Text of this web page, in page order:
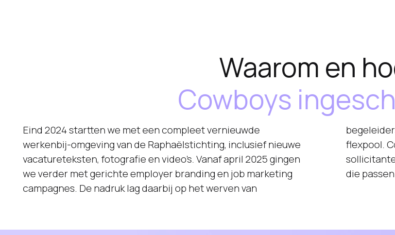
Waarom en
Cowboys
Eind 2024 startten we met een compleet vernieuwde
werkenbij-omgeving van de Raphaëlstichting, inclusief nieuwe
vacatureteksten, fotografie en video’s. Vanaf april 2025 gingen
we verder met gerichte employer branding en job marketing
campagnes. De nadruk lag daarbij op het werven van
begeleiders gehandicaptenzorg en het opvullen van de
flexpool. Cowboys werd gevraagd om niet alleen meer
sollicitanten te genereren, maar ook kwalitatieve kandidaten
die